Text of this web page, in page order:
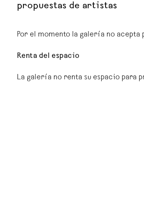
propuestas de artistas
Por el momento la galería no
Renta del espacio
La galería no renta su espacio para